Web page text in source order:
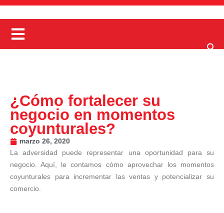
¿Cómo fortalecer su
negocio en momentos
coyunturales?
marzo 26, 2020
La adversidad puede representar una oportunidad para su
negocio. Aquí, le contamos cómo aprovechar los momentos
coyunturales para incrementar las ventas y potencializar su
comercio.